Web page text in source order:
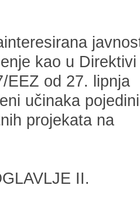
kao u Direktivi
EEZ od 27. lipnja
učinaka
projekata na
II.